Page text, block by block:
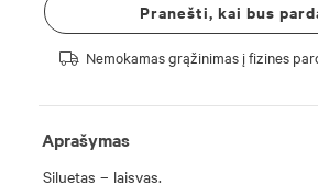
Pranešti, kai bus
Nemokamas grąžinimas į fizines
Aprašymas
Siluetas – laisvas.